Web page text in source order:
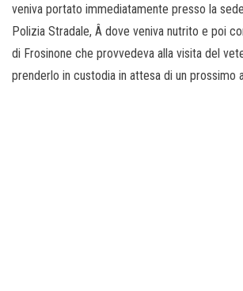
veniva portato immediatamente presso la
Polizia Stradale, Â dove veniva nutrito e poi
di Frosinone che provvedeva alla visita del
prenderlo in custodia in attesa di un prossimo